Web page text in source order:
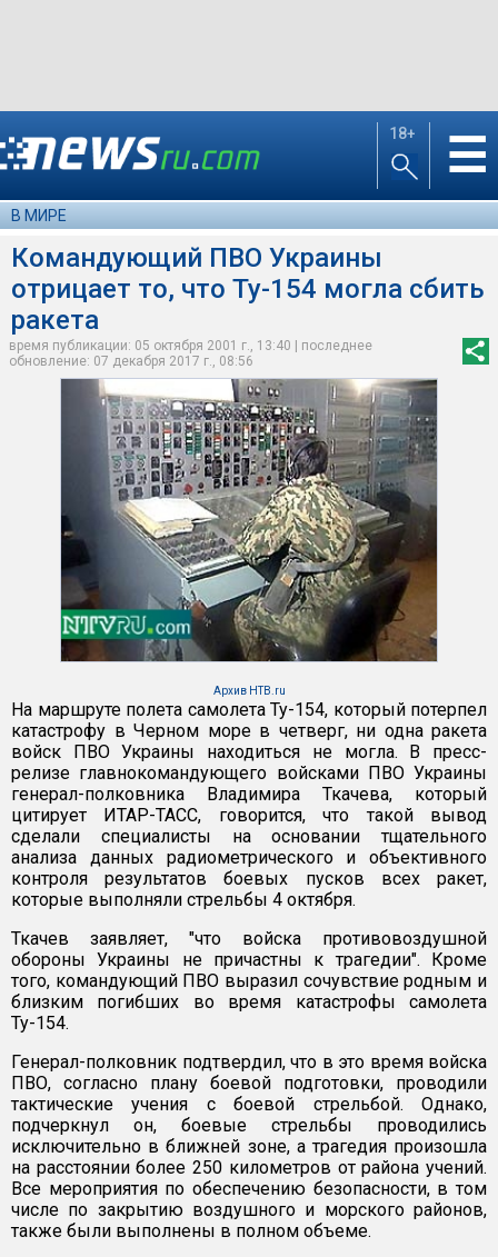
18+ ☰
В МИРЕ
Командующий ПВО Украины
отрицает то, что Ту-154 могла сбить
ракета
время публикации: 05 октября 2001 г., 13:40 | последнее
обновление: 07 декабря 2017 г., 08:56
Архив НТВ.ru
На маршруте полета самолета Ту-154, который потерпел
катастрофу в Черном море в четверг, ни одна ракета
войск ПВО Украины находиться не могла. В пресс-
релизе главнокомандующего войсками ПВО Украины
генерал-полковника Владимира Ткачева, который
цитирует ИТАР-ТАСС, говорится, что такой вывод
сделали специалисты на основании тщательного
анализа данных радиометрического и объективного
контроля результатов боевых пусков всех ракет,
которые выполняли стрельбы 4 октября.
Ткачев заявляет, "что войска противовоздушной
обороны Украины не причастны к трагедии". Кроме
того, командующий ПВО выразил сочувствие родным и
близким погибших во время катастрофы самолета
Ту-154.
Генерал-полковник подтвердил, что в это время войска
ПВО, согласно плану боевой подготовки, проводили
тактические учения с боевой стрельбой. Однако,
подчеркнул он, боевые стрельбы проводились
исключительно в ближней зоне, а трагедия произошла
на расстоянии более 250 километров от района учений.
Все мероприятия по обеспечению безопасности, в том
числе по закрытию воздушного и морского районов,
также были выполнены в полном объеме.